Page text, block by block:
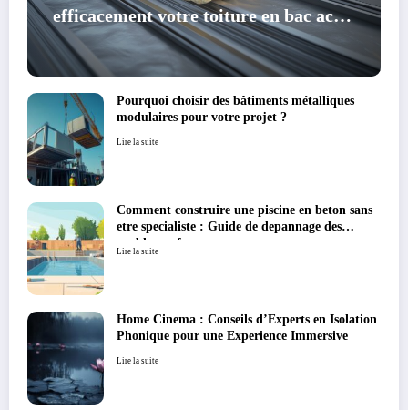
efficacement votre toiture en bac acier
: guide pratique
Pourquoi choisir des bâtiments métalliques
modulaires pour votre projet ?
Lire la suite
Comment construire une piscine en beton sans
etre specialiste : Guide de depannage des
problemes frequents
Lire la suite
Home Cinema : Conseils d’Experts en Isolation
Phonique pour une Experience Immersive
Lire la suite